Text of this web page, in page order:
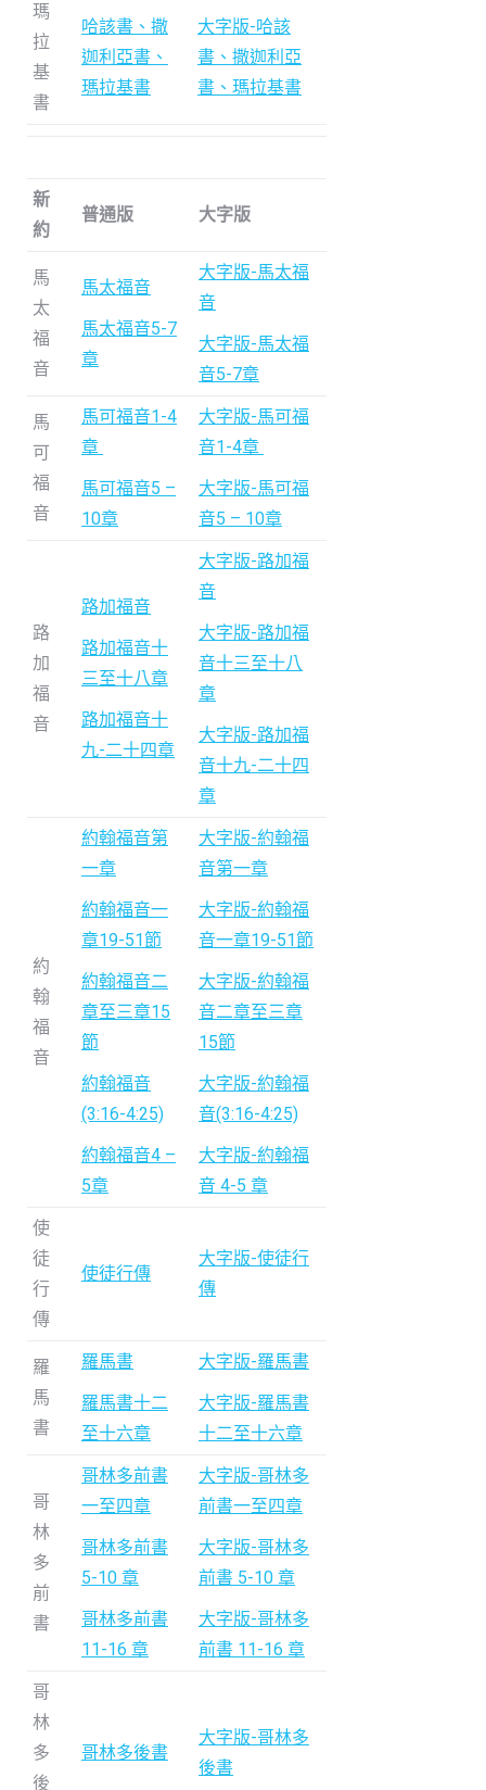
瑪
拉
基
書
哈該書、撒
迦利亞書、
瑪拉基書
大字版-哈該
書、撒迦利亞
書、瑪拉基書
新
約
普通版 大字版
馬
太
福
音
馬太福音
馬太福音5-7
章
大字版-馬太福
音
大字版-馬太福
音5-7章
馬
可
福
音
馬可福音1-4
章
馬可福音5 –
10章
大字版-馬可福
音1-4章
大字版-馬可福
音5 – 10章
路
加
福
音
路加福音
路加福音十
三至十八章
路加福音十
九-二十四章
大字版-路加福
音
大字版-路加福
音十三至十八
章
大字版-路加福
音十九-二十四
章
約
翰
福
音
約翰福音第
一章
約翰福音一
章19-51節
約翰福音二
章至三章15
節
約翰福音
(3:16-4:25)
約翰福音4 –
5章
大字版-約翰福
音第一章
大字版-約翰福
音一章19-51節
大字版-約翰福
音二章至三章
15節
大字版-約翰福
音(3:16-4:25)
大字版-約翰福
音 4-5 章
使
徒
行
傳
使徒行傳
大字版-使徒行
傳
羅
馬
書
羅馬書
羅馬書十二
至十六章
大字版-羅馬書
大字版-羅馬書
十二至十六章
哥
林
多
前
書
哥林多前書
一至四章
哥林多前書
5-10 章
哥林多前書
11-16 章
大字版-哥林多
前書一至四章
大字版-哥林多
前書 5-10 章
大字版-哥林多
前書 11-16 章
哥
林
多
後
哥林多後書
大字版-哥林多
後書